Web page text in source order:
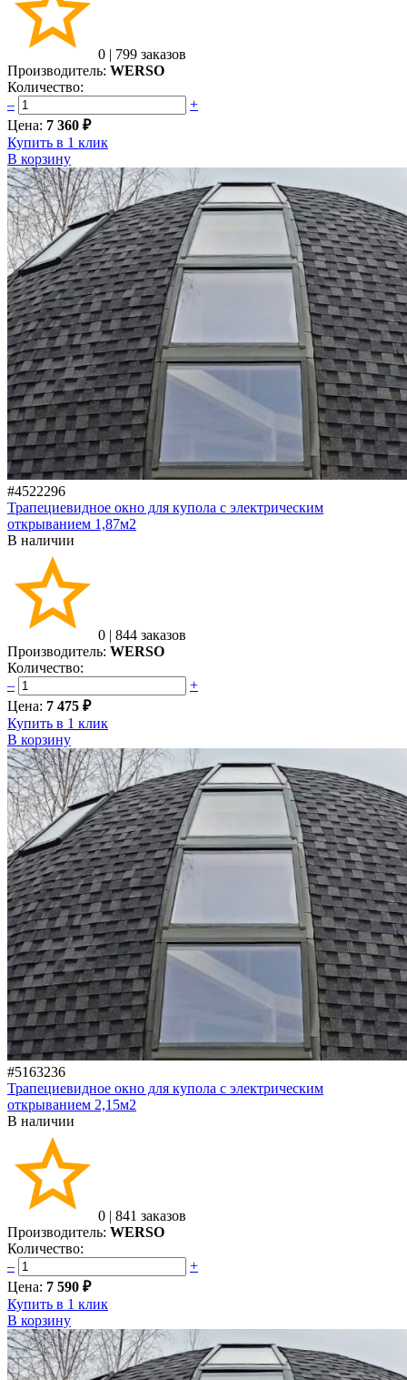
0 | 799 заказов
Производитель: WERSO
Количество:
–
+
Цена: 7 360 ₽
Купить в 1 клик
В корзину
#4522296
Трапециевидное окно для купола с электрическим
открыванием 1,87м2
В наличии
0 | 844 заказов
Производитель: WERSO
Количество:
–
+
Цена: 7 475 ₽
Купить в 1 клик
В корзину
#5163236
Трапециевидное окно для купола с электрическим
открыванием 2,15м2
В наличии
0 | 841 заказов
Производитель: WERSO
Количество:
–
+
Цена: 7 590 ₽
Купить в 1 клик
В корзину